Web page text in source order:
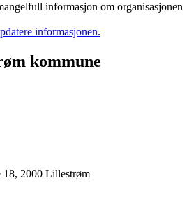
informasjon om organisasjonen
informasjonen.
kommune
18, 2000 Lillestrøm